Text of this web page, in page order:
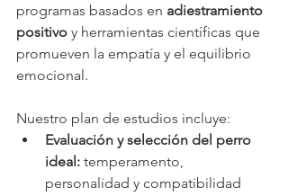
programas basados en adiestramiento
positivo y herramientas científicas que
promueven la empatía y el equilibrio
emocional.
Nuestro plan de estudios incluye:
Evaluación y selección del perro
ideal: temperamento,
personalidad y compatibilidad